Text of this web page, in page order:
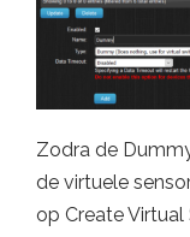
Zodra de
de virtuele
op Create Virtual